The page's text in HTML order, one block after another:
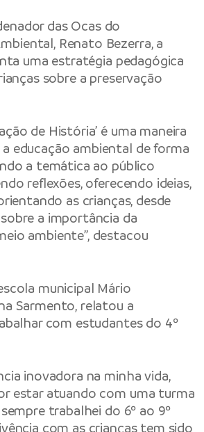
das Ocas do
Renato Bezerra, a
uma estratégia pedagógica
sobre a preservação
de História’ é uma maneira
educação ambiental de forma
a temática ao público
reflexões, oferecendo ideias,
as crianças, desde
a importância da
ambiente”, destacou
municipal Mário
Sarmento, relatou a
com estudantes do 4º
inovadora na minha vida,
estar atuando com uma turma
trabalhei do 6º ao 9º
com as crianças tem sido